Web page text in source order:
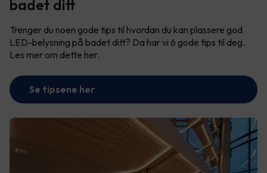
badet ditt
Trenger du noen gode tips til hvordan du kan plassere god
LED-belysning på badet ditt? Da har vi 6 gode tips til deg.
Les mer om dette her.
Se tipsene her